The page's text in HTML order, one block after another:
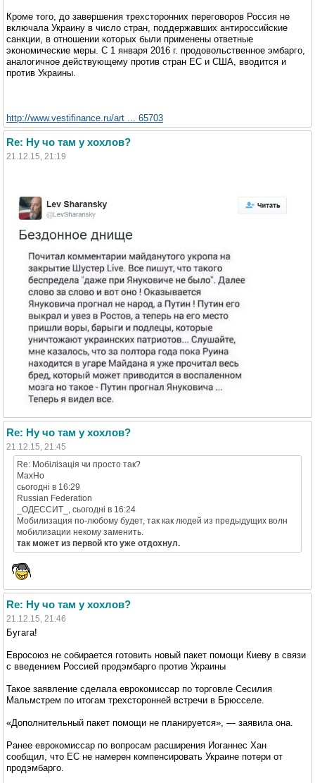
Кроме того, до завершения трехсторонних переговоров Россия не
включала Украину в число стран, поддержавших антироссийские
санкции, в отношении которых были применены ответные
экономические меры. С 1 января 2016 г. продовольственное эмбарго,
аналогичное действующему против стран ЕС и США, вводится и
против Украины.
http://www.vestifinance.ru/art ... 65703
Re: Ну чо там у хохлов?
21.12.15, 21:19
Re: Ну чо там у хохлов?
21.12.15, 21:45
Re: Мобілізація чи просто так?
MaxHo
cьогодні в 16:29
Russian Federation
_ОДЕССИТ_, cьогодні в 16:24
Мобилизация по-любому будет, так как людей из предыдущих волн
мобилизации некому заменить.
так может из первой кто уже отдохнул.
Re: Ну чо там у хохлов?
21.12.15, 21:46
Бугага!
Евросоюз не собирается готовить новый пакет помощи Киеву в связи
с введением Россией продэмбарго против Украины
Такое заявление сделала еврокомиссар по торговле Сесилия
Мальмстрем по итогам трехсторонней встречи в Брюсселе.
«Дополнительный пакет помощи не планируется», — заявила она.
Ранее еврокомиссар по вопросам расширения Иоганнес Хан
сообщил, что ЕС не намерен компенсировать Украине потери от
продэмбарго.